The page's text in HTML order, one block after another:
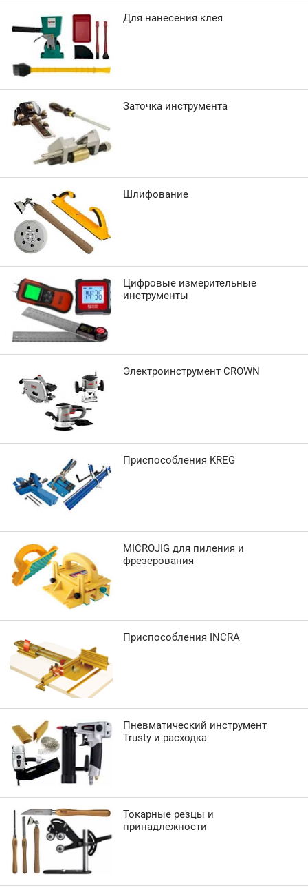
Для нанесения клея
Заточка инструмента
Шлифование
Цифровые измерительные
инструменты
Электроинструмент CROWN
Приспособления KREG
MICROJIG для пиления и
фрезерования
Приспособления INCRA
Пневматический инструмент
Trusty и расходка
Токарные резцы и
принадлежности